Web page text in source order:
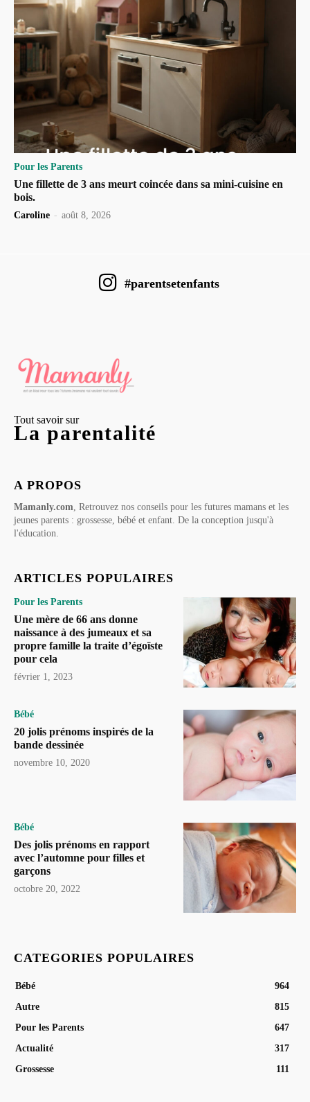
Pour les Parents
Une fillette de 3 ans meurt coincée dans sa mini-cuisine en
bois.
Caroline - août 8, 2026
#parentsetenfants
Tout savoir sur
La parentalité
A PROPOS
Mamanly.com , Retrouvez nos conseils pour les futures mamans et les
jeunes parents : grossesse, bébé et enfant. De la conception jusqu'à
l'éducation.
ARTICLES POPULAIRES
Pour les Parents
Une mère de 66 ans donne
naissance à des jumeaux et sa
propre famille la traite d’égoïste
pour cela
février 1, 2023
Bébé
20 jolis prénoms inspirés de la
bande dessinée
novembre 10, 2020
Bébé
Des jolis prénoms en rapport
avec l’automne pour filles et
garçons
octobre 20, 2022
CATEGORIES POPULAIRES
Bébé
964
Autre
815
Pour les Parents
647
Actualité
317
Grossesse
111